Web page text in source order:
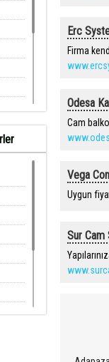
Erc
Firma
Odesa
Cam
Vega
Uygun
Sur Cam